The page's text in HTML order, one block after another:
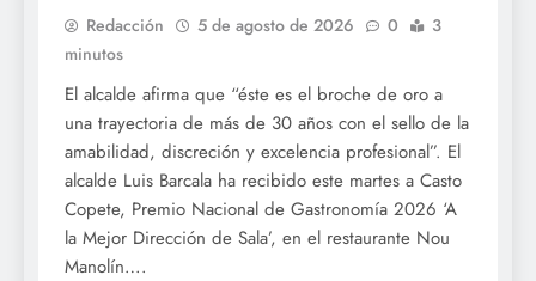
Redacción 5 de agosto de 2026 0
3
minutos
El alcalde afirma que “éste es el broche de oro a
una trayectoria de más de 30 años con el sello de la
amabilidad, discreción y excelencia profesional”. El
alcalde Luis Barcala ha recibido este martes a Casto
Copete, Premio Nacional de Gastronomía 2026 ‘A
la Mejor Dirección de Sala’, en el restaurante Nou
Manolín….